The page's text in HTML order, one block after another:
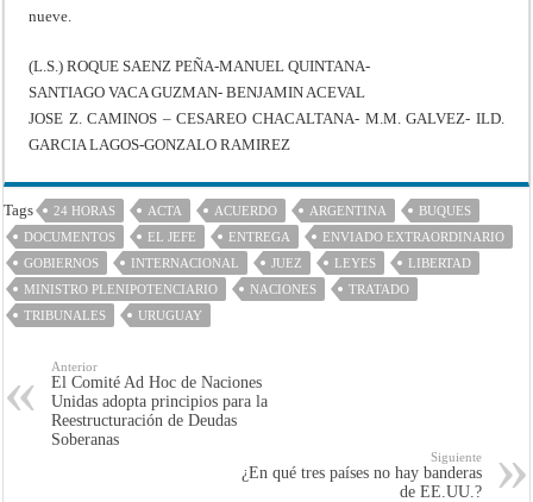
nueve.
(L.S.) ROQUE SAENZ PEÑA-MANUEL QUINTANA-
SANTIAGO VACA GUZMAN- BENJAMIN ACEVAL
JOSE Z. CAMINOS – CESAREO CHACALTANA- M.M. GALVEZ- ILD.
GARCIA LAGOS-GONZALO RAMIREZ
Tags 24 HORAS ACTA ACUERDO ARGENTINA
BUQUES
DOCUMENTOS
EL JEFE ENTREGA
ENVIADO EXTRAORDINARIO
GOBIERNOS
INTERNACIONAL JUEZ LEYES
LIBERTAD
MINISTRO PLENIPOTENCIARIO
NACIONES
TRATADO
TRIBUNALES
URUGUAY
Anterior
El Comité Ad Hoc de Naciones
Unidas adopta principios para la
Reestructuración de Deudas
Soberanas
Siguiente
¿En qué tres países no hay banderas
de EE.UU.?